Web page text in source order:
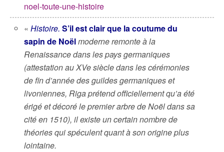
noel-toute-une-histoire
«Histoire. S’il est clair que la coutume du
sapin de Noëlmoderne remonte à la
Renaissance dans les pays germaniques
(attestation au XVe siècle dans les cérémonies
de fin d’année des guildes germaniques et
livoniennes, Riga prétend officiellement qu’a été
érigé et décoré le premier arbre de Noël dans sa
cité en 1510), il existe un certain nombre de
théories qui spéculent quant à son origine plus
lointaine.